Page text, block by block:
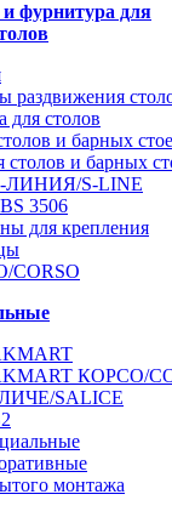
фурнитура для
раздвижения
для столов
и барных
и барных
ЛИНИЯ/S-LINE
3506
для крепления
КОРСО/
SALICE
монтажа